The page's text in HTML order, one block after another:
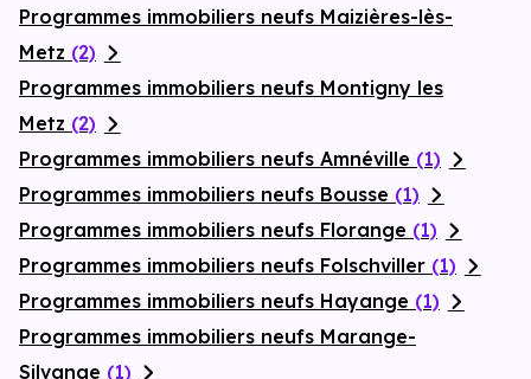
Programmes immobiliers neufs Maizières-lès-
Metz (2)
Programmes immobiliers neufs Montigny les
Metz (2)
Programmes immobiliers neufs Amnéville (1)
Programmes immobiliers neufs Bousse (1)
Programmes immobiliers neufs Florange (1)
Programmes immobiliers neufs Folschviller (1)
Programmes immobiliers neufs Hayange (1)
Programmes immobiliers neufs Marange-
Silvange (1)